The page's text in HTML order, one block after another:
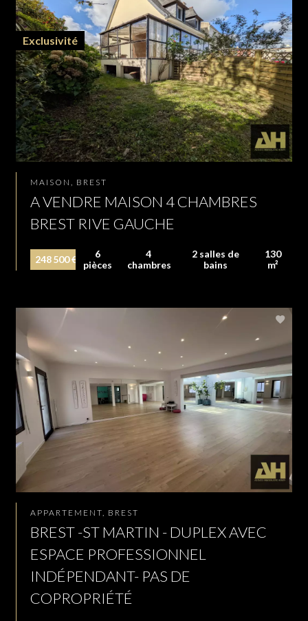
MAISON, BREST
A VENDRE MAISON 4 CHAMBRES
BREST RIVE GAUCHE
248 500 €
6
pièces
4
chambres
2 salles de
bains
130
m²
Exclusivité
APPARTEMENT, BREST
BREST -ST MARTIN - DUPLEX AVEC
ESPACE PROFESSIONNEL
INDÉPENDANT- PAS DE
COPROPRIÉTÉ